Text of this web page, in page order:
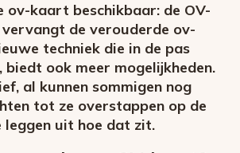
ov-kaart beschikbaar: de OV-
vervangt de verouderde ov-
techniek die in de pas
ook meer mogelijkheden.
al kunnen sommigen nog
tot ze overstappen op de
leggen uit hoe dat zit.